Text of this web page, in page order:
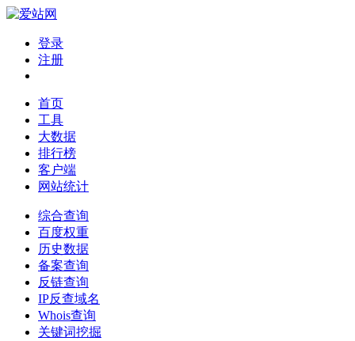
登录
注册
首页
工具
大数据
排行榜
客户端
网站统计
综合查询
百度权重
历史数据
备案查询
反链查询
IP反查域名
Whois查询
关键词挖掘